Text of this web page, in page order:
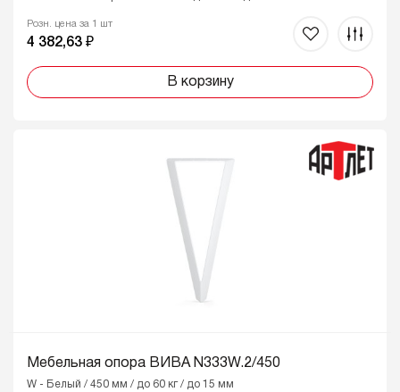
Розн. цена за 1 шт
4 382,63 ₽
В корзину
Мебельная опора ВИВА N333W.2/450
W - Белый / 450 мм / до 60 кг / до 15 мм